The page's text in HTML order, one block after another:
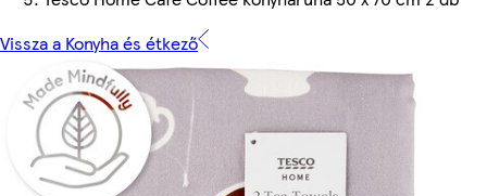
Vissza a Konyha és étkező